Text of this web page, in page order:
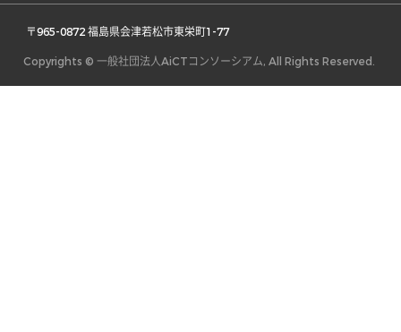
〒965-0872 福島県会津若松市東栄町1-77
Copyrights © 一般社団法人AiCTコンソーシアム, All Rights Reserved.